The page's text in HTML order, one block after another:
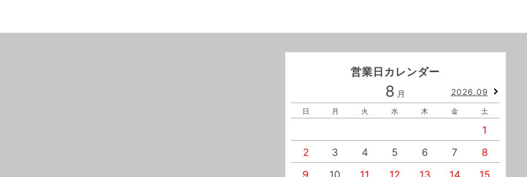
営業日カレンダー
8 月 2026.09
日 月 火 水 木 金 土
1
2
3 4 5 6 7
8
9
10 11 12 13 14
15